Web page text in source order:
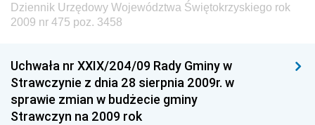
Dziennik Urzędowy Ministra Edukacji
Dziennik Urzędowy Ministra Przemysłu
Dziennik Urzędowy Ministra Finansów i Gospodarki
Dziennik Urzędowy Ministra do Spraw Unii
Dziennik Urzędowy Województwa Świętokrzyskiego rok
2009 nr 475 poz. 3458
Uchwała nr XXIX/204/09 Rady Gminy w
Strawczynie z dnia 28 sierpnia 2009r. w
sprawie zmian w budżecie gminy
Strawczyn na 2009 rok